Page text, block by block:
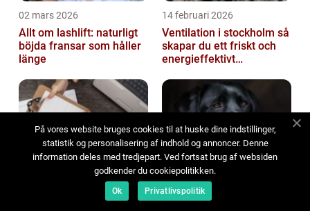
02 mars 2026
Allt om lashlift: naturligt
böjda fransar som håller
länge
14 februari 2026
Ventilation i stockholm så
skapar du ett friskt och
energieffektivt
Sälja företag luleå så
04 februari 2026
Hunddagis i sollentuna:
På vores website bruges cookies til at huske dine indstillinger,
statistik og personalisering af indhold og annoncer. Denne
information deles med tredjepart. Ved fortsat brug af websiden
godkender du cookiepolitikken.
Ok Privatlivspolitik